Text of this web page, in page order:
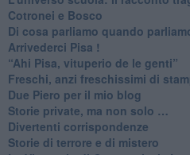
Cotronei e Bosco
Di cosa parliamo quando
Arrivederci Pisa !
​“Ahi Pisa, vituperio de le genti”
Freschi, anzi freschissimi di
​Due Piero per il mio blog
​Storie private, ma non solo …
Divertenti corrispondenze
Storie di terrore e di mistero